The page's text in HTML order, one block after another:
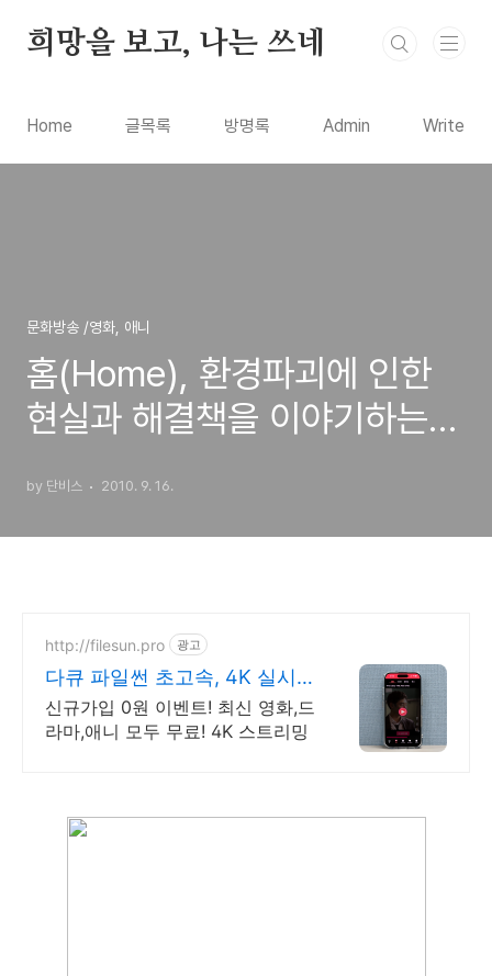
희망을 보고, 나는 쓰네
Home 글목록 방명록 Admin Write
문화방송 /영화, 애니
홈(Home), 환경파괴에 인한
현실과 해결책을 이야기하는
by 단비스 2010. 9. 16.
http://filesun.pro 광고
다큐 파일썬 초고속, 4K 실시
간 보기!
신규가입 0원 이벤트! 최신 영화,드
라마,애니 모두 무료! 4K 스트리밍